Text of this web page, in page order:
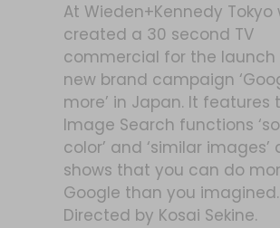
At Wieden+Kennedy Tokyo
created a 30 second TV
commercial for the launch
new brand campaign
more’ in Japan. It features
Image Search functions
color’ and ‘similar images’
shows that you can do
Google than you imagined.
Directed by Kosai Sekine.